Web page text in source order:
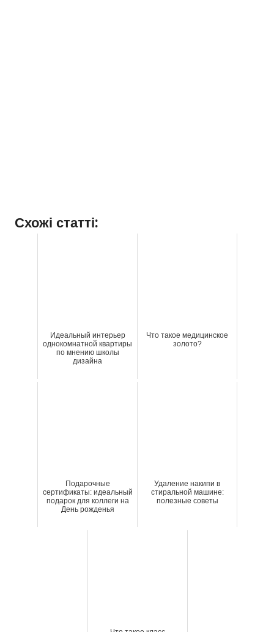
Схожі статті:
Идеальный интерьер
однокомнатной квартиры
по мнению школы
дизайна
Что такое медицинское
золото?
Подарочные
сертификаты: идеальный
подарок для коллеги на
День рожденья
Удаление накипи в
стиральной машине:
полезные советы